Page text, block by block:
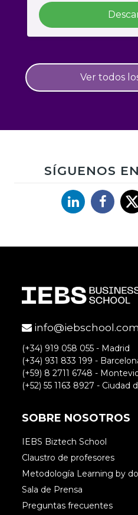
Ver todos
SÍGUENOS
LinkedinFacebook
X
info@iebschool.com
(+34) 919 058 055 - Madrid
(+34) 931 833 199 -
(+59) 8 2711 6748 -
(+52) 55 1163 8927 - Ciudad
SOBRE NOSOTROS
IEBS Biztech School
Claustro de profesores
Metodología Learning by
Sala de Prensa
Preguntas frecuentes